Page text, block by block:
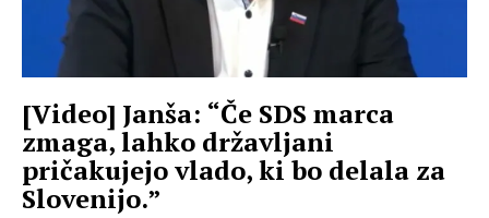
[Video] Janša: “Če SDS marca
zmaga, lahko državljani
pričakujejo vlado, ki bo delala za
Slovenijo.”